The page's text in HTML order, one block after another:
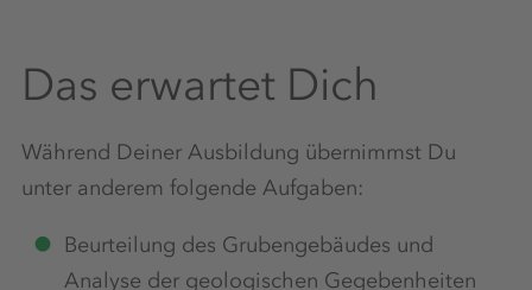
Das erwartet Dich
Während Deiner Ausbildung übernimmst Du
unter anderem folgende Aufgaben:
Beurteilung des Grubengebäudes und
Analyse der geologischen Gegebenheiten